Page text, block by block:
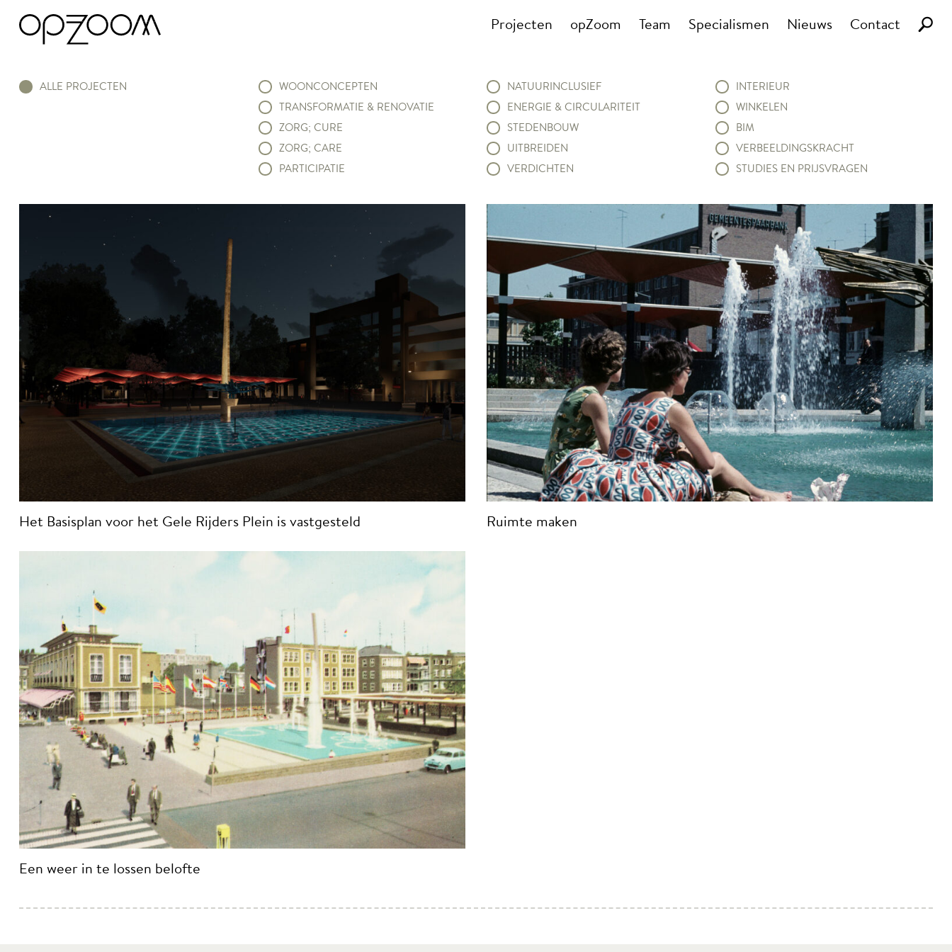
Projecten opZoom Team Specialismen Nieuws Contact
ALLE PROJECTEN
WOONCONCEPTEN
TRANSFORMATIE & RENOVATIE
ZORG; CURE
ZORG; CARE
PARTICIPATIE
NATUURINCLUSIEF
ENERGIE & CIRCULARITEIT
STEDENBOUW
UITBREIDEN
VERDICHTEN
INTERIEUR
WINKELEN
BIM
VERBEELDINGSKRACHT
STUDIES EN PRIJSVRAGEN
Het Basisplan voor het Gele Rijders Plein is vastgesteld Ruimte maken
Een weer in te lossen belofte